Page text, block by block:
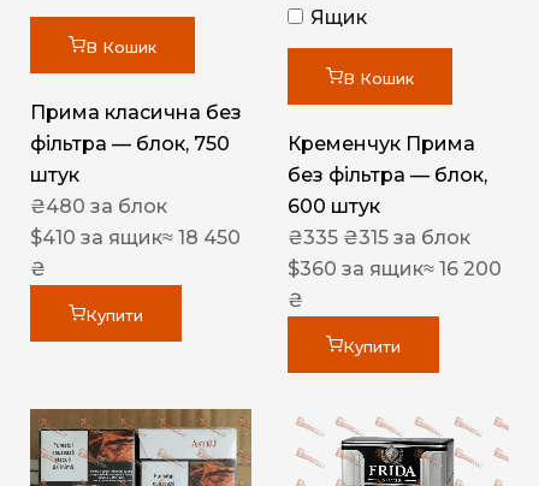
В Кошик
Прима класична без
фільтра — блок, 750
штук
₴480 за блок
$410 за ящик≈ 18 450
₴
Купити
Ящик
В Кошик
Кременчук Прима
без фільтра — блок,
600 штук
₴335 ₴315 за блок
$360 за ящик≈ 16 200
₴
Купити